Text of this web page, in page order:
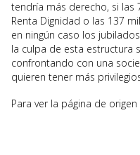
tendría más derecho, si las
Renta Dignidad o las 137
en ningún caso los
la culpa de esta estructura
confrontando con una
quieren tener más
Para ver la página de origen